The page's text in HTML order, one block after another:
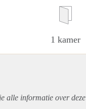
1 kamer
alle informatie over